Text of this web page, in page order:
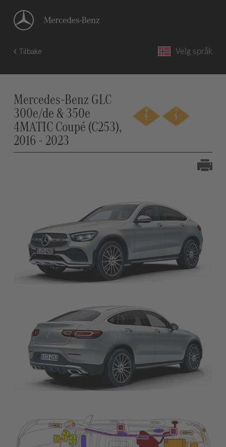
Tilbake Velg språk
Mercedes-Benz GLC
300e/de & 350e
4MATIC Coupé (C253),
2016 - 2023